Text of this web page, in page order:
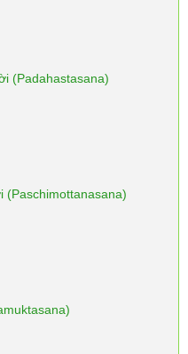
(Padahastasana)
(Paschimottanasana)